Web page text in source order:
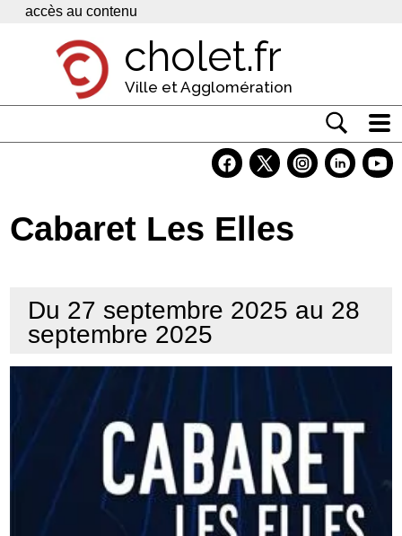
Panneau de gestion des cookies
accès au contenu
cholet.fr
Ville et Agglomération
Economie
Contacts
Cabaret Les Elles
Du 27 septembre 2025 au 28
septembre 2025